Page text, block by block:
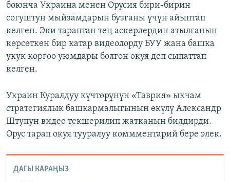
боюнча Украина менен Орусия бири-бирин
согуштун мыйзамдарын бузганы үчүн айыптап
келген. Эки тараптан тең аскерлердин атылганын
көрсөткөн бир катар видеолорду БУУ жана башка
укук коргоо уюмдары болгон окуя деп сыпаттап
келген.
Украин Куралдуу күчтөрүнүн «Таврия» ыкчам
стратегиялык башкармалыгынын өкүлү Александр
Штупун видео текшерилип жатканын билдирди.
Орус тарап окуя тууралуу коммментарий бере элек.
ДАГЫ КАРАҢЫЗ